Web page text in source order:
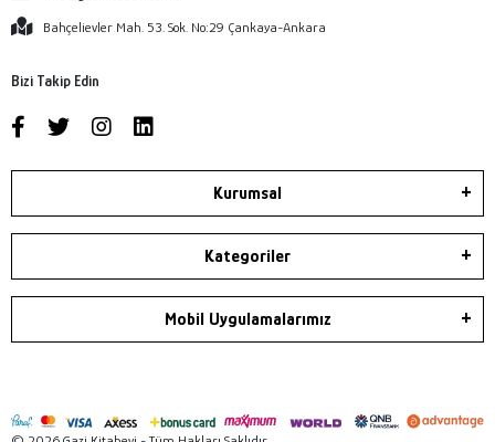
Bahçelievler Mah. 53. Sok. No:29 Çankaya-Ankara
Bizi Takip Edin
Kurumsal
Kategoriler
Mobil Uygulamalarımız